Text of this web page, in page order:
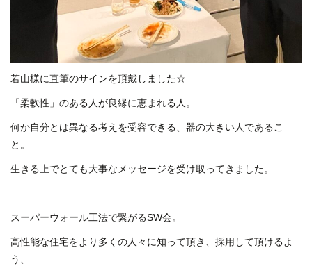
若山様に直筆のサインを頂戴しました☆
「柔軟性」のある人が良縁に恵まれる人。
何か自分とは異なる考えを受容できる、器の大きい人であるこ
と。
生きる上でとても大事なメッセージを受け取ってきました。
スーパーウォール工法で繋がるSW会。
高性能な住宅をより多くの人々に知って頂き、採用して頂けるよ
う、